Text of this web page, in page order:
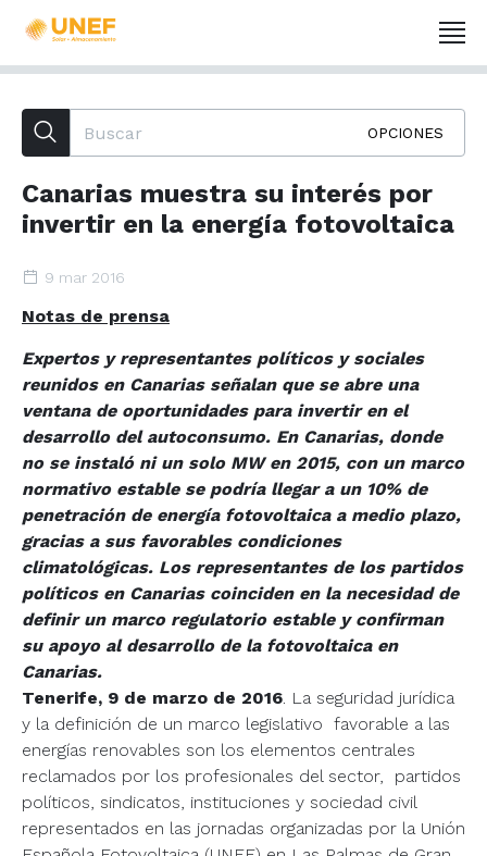
OPCIONES
Canarias muestra su interés por
invertir en la energía fotovoltaica
9 mar 2016
Notas de prensa
Expertos y representantes políticos y sociales
reunidos en Canarias señalan que se abre una
ventana de oportunidades para invertir en el
desarrollo del autoconsumo. En Canarias, donde
no se instaló ni un solo MW en 2015, con un marco
normativo estable se podría llegar a un 10% de
penetración de energía fotovoltaica a medio plazo,
gracias a sus favorables condiciones
climatológicas. Los representantes de los partidos
políticos en Canarias coinciden en la necesidad de
definir un marco regulatorio estable y confirman
su apoyo al desarrollo de la fotovoltaica en
Canarias.
Tenerife, 9 de marzo de 2016. La seguridad jurídica
y la definición de un marco legislativo favorable a las
energías renovables son los elementos centrales
reclamados por los profesionales del sector, partidos
políticos, sindicatos, instituciones y sociedad civil
representados en las jornadas organizadas por la Unión